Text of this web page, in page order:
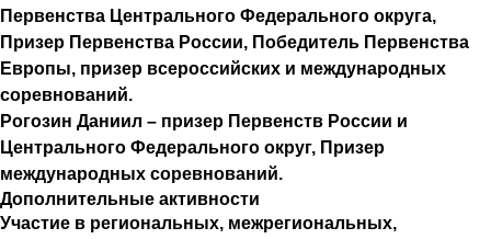
Первенства Центрального Федерального округа,
Призер Первенства России, Победитель Первенства
Европы, призер всероссийских и международных
соревнований.
Рогозин Даниил – призер Первенств России и
Центрального Федерального округ, Призер
международных соревнований.
Дополнительные активности
Участие в региональных, межрегиональных,